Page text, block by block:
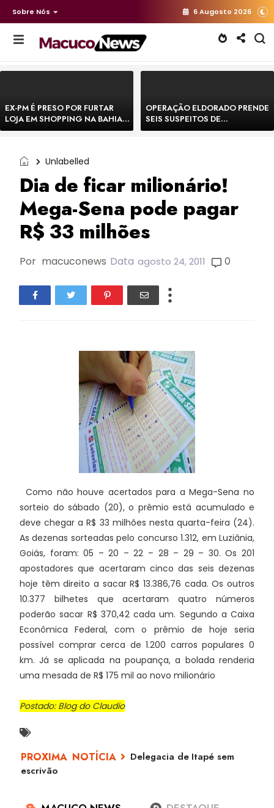
Sobre Nós 6 Augosto 2026
EX-PM É PRESO POR FURTAR
LOJA EM SHOPPING NA BAHIA E
ESCAPA CORRENDO DE
OPERAÇÃO ELDORADO PRENDE
SEIS SUSPEITOS DE
MOVIMENTAR R$ 25 MILHÕES
Unlabelled
Dia de ficar milionário!
Mega-Sena pode pagar
R$ 33 milhões
Por macuconews Data agosto 24, 2011 0
Como não houve acertados para a Mega-Sena no
sorteio do sábado (20), o prêmio está acumulado e
deve chegar a R$ 33 milhões nesta quarta-feira (24).
As dezenas sorteadas pelo concurso 1.312, em Luziânia,
Goiás, foram: 05 – 20 – 22 – 28 – 29 – 30. Os 201
apostadores que acertaram cinco das seis dezenas
hoje têm direito a sacar R$ 13.386,76 cada. Os outros
10.377 bilhetes que acertaram quatro números
poderão sacar R$ 370,42 cada um. Segundo a Caixa
Econômica Federal, com o prêmio de hoje seria
possível comprar cerca de 1.200 carros populares 0
km. Já se aplicada na poupança, a bolada renderia
uma mesada de R$ 175 mil ao novo milionário
Postado: Blog do Claudio
Delegacia de Itapé sem
escrivão